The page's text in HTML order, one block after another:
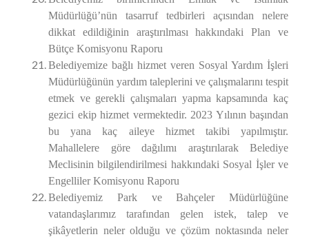
Müdürlüğü’nün tasarruf tedbirleri açısından nelere
dikkat edildiğinin araştırılmasıhakkındaki Plan ve
Bütçe Komisyonu Raporu
Belediyemize bağlı hizmet veren Sosyal Yardım İşleri
Müdürlüğünün yardım taleplerini ve çalışmalarını tespit
etmek ve gerekli çalışmaları yapma kapsamında kaç
gezici ekip hizmet vermektedir. 2023 Yılının başından
bu yana kaç aileye hizmet takibi yapılmıştır.
Mahallelere göre dağılımı araştırılarak Belediye
Meclisinin bilgilendirilmesi hakkındaki Sosyal İşler ve
Engelliler Komisyonu Raporu
Belediyemiz Park ve Bahçeler Müdürlüğüne
vatandaşlarımız tarafından gelen istek, talep ve
şikâyetlerin neler olduğu ve çözüm noktasında neler